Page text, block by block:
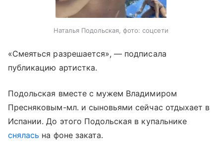
Наталья Подольская, фото: соцсети
«Смеяться разрешается», — подписала
публикацию артистка.
Подольская вместе с мужем Владимиром
Пресняковым-мл. и сыновьями сейчас отдыхает в
Испании. До этого Подольская в купальнике
снялась на фоне заката.